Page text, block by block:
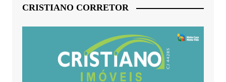
CRISTIANO CORRETOR